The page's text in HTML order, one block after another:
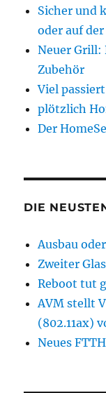
Sicher und
oder auf
Neuer Grill:
Zubehör
Viel
plötzlich
Der
DIE
Ausbau
Zweiter
Reboot tut
AVM stellt
(802.11ax)
Neues